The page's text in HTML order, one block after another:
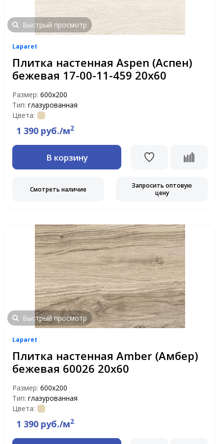
Быстрый просмотр
Laparet
Плитка настенная Aspen (Аспен)
бежевая 17-00-11-459 20х60
Размер: 600х200
Тип: глазурованная
Цвета:
1 390 руб./м2
В корзину
Смотреть наличие
Запросить оптовую
цену
Быстрый просмотр
Laparet
Плитка настенная Amber (Амбер)
бежевая 60026 20х60
Размер: 600х200
Тип: глазурованная
Цвета:
1 390 руб./м2